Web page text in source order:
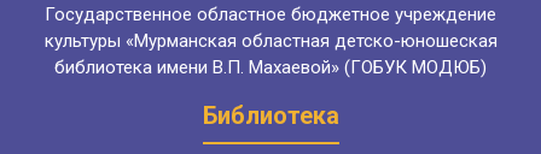
Государственное областное бюджетное учреждение
культуры «Мурманская областная детско-юношеская
библиотека имени В.П. Махаевой» (ГОБУК МОДЮБ)
Библиотека